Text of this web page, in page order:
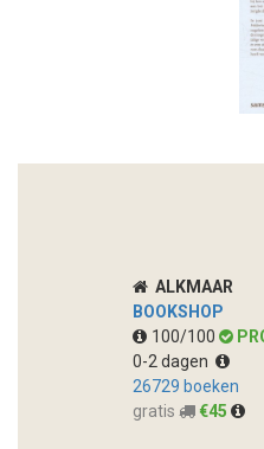
ALKMAAR
BOOKSHOP
100/100
0-2 dagen
26729 boeken
gratis
€45